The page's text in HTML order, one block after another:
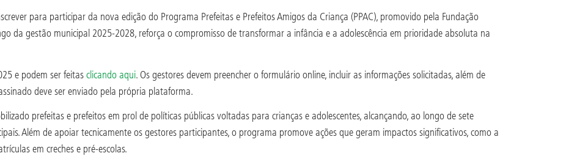
para participar da nova edição do Programa Prefeitas e Prefeitos Amigos da Criança (PPAC), promovido pela Fundação
da gestão municipal 2025-2028, reforça o compromisso de transformar a infância e a adolescência em prioridade absoluta na
e podem ser feitasclicando aqui. Os gestores devem preencher o formulário online, incluir as informações solicitadas, além de
deve ser enviado pela própria plataforma.
prefeitas e prefeitos em prol de políticas públicas voltadas para crianças e adolescentes, alcançando, ao longo de sete
Além de apoiar tecnicamente os gestores participantes, o programa promove ações que geram impactos significativos, como a
em creches e pré-escolas.